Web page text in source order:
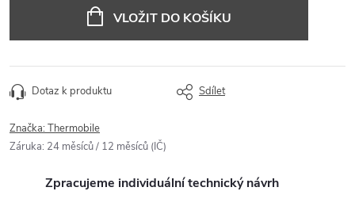
VLOŽIT DO KOŠÍKU
Dotaz k produktu Sdílet
Značka:Thermobile
Záruka: 24 měsíců / 12 měsíců (IČ)
Zpracujeme individuální technický návrh